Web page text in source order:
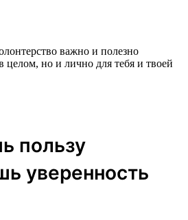
важно и полезно
целом, но и лично для тебя и твоей
пользу
уверенность